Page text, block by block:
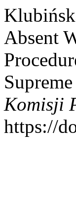
Absent
Komisji
https://